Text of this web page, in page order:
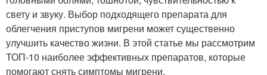
свету и звуку. Выбор подходящего препарата для
облегчения приступов мигрени может существенно
улучшить качество жизни. В этой статье мы рассмотрим
ТОП-10 наиболее эффективных препаратов, которые
помогают снять симптомы мигрени.